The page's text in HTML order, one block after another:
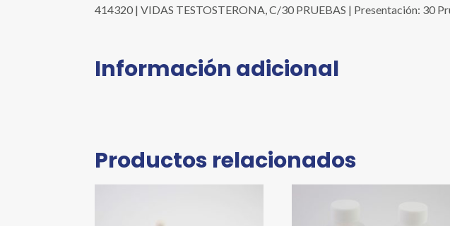
414320 | VIDAS TESTOSTERONA, C/30 PRUEBAS | Presentación: 30
Información adicional
Productos relacionados